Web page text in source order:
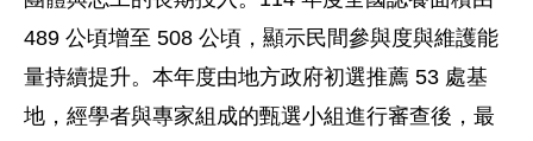
489 公頃增至 508 公頃，顯示民間參與度與維護能
量持續提升。本年度由地方政府初選推薦 53 處基
地，經學者與專家組成的甄選小組進行審查後，最